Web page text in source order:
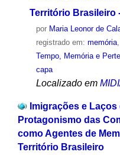
Território Brasileiro
por Maria Leonor de
registrado em: memória,
Tempo, Memória e
capa
Localizado em
Imigrações e
Protagonismo das
como Agentes de
Território Brasileiro